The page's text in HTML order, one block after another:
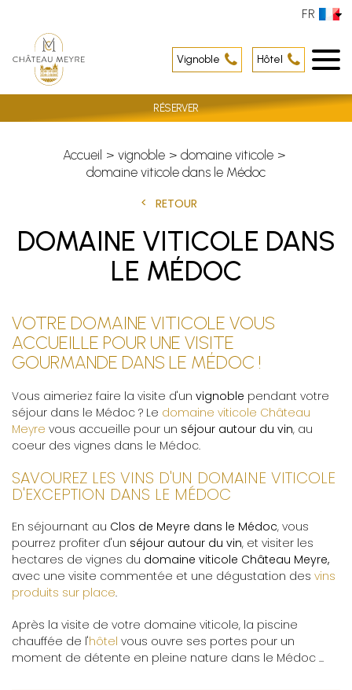
Hôtel
Vignoble
RÉSERVER
FR
Accueil vignoble
domaine viticole
domaine viticole dans le Médoc
RETOUR
DOMAINE VITICOLE DANS
LE MÉDOC
VOTRE DOMAINE VITICOLE VOUS
ACCUEILLE POUR UNE VISITE
GOURMANDE DANS LE MÉDOC !
Vous aimeriez faire la visite d'un vignoble pendant votre
séjour dans le Médoc ? Le domaine viticole Château
Meyre vous accueille pour un séjour autour du vin, au
coeur des vignes dans le Médoc.
SAVOUREZ LES VINS D'UN DOMAINE VITICOLE
D'EXCEPTION DANS LE MÉDOC
En séjournant au Clos de Meyre dans le Médoc, vous
pourrez profiter d'un séjour autour du vin, et visiter les
hectares de vignes du domaine viticole Château Meyre,
avec une visite commentée et une dégustation des vins
produits sur place.
Après la visite de votre domaine viticole, la piscine
chauffée de l'hôtel vous ouvre ses portes pour un
moment de détente en pleine nature dans le Médoc ...